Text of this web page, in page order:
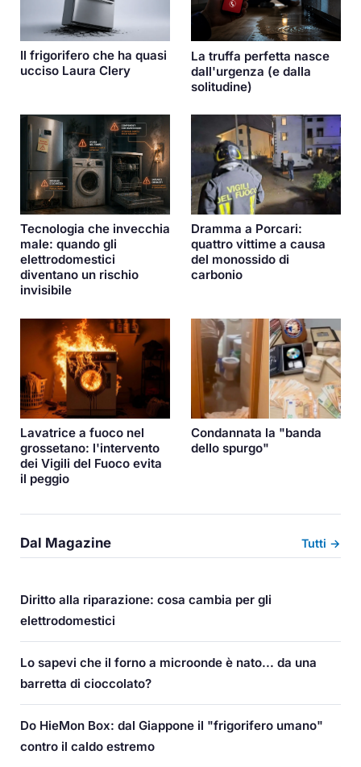
Il frigorifero che ha quasi
ucciso Laura Clery
La truffa perfetta nasce
dall'urgenza (e dalla
solitudine)
Tecnologia che invecchia
male: quando gli
elettrodomestici
diventano un rischio
invisibile
Dramma a Porcari:
quattro vittime a causa
del monossido di
carbonio
Lavatrice a fuoco nel
grossetano: l'intervento
dei Vigili del Fuoco evita
il peggio
Condannata la "banda
dello spurgo"
Dal Magazine Tutti →
Diritto alla riparazione: cosa cambia per gli
elettrodomestici
Lo sapevi che il forno a microonde è nato... da una
barretta di cioccolato?
Do HieMon Box: dal Giappone il "frigorifero umano"
contro il caldo estremo